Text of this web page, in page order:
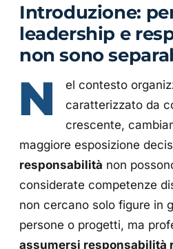
Introduzione:
leadership e
non sono
N
el contesto
caratterizzato da
crescente,
maggiore esposizione
responsabilità non
considerate competenze
non cercano solo figure in
persone o progetti, ma
assumersi responsabilità